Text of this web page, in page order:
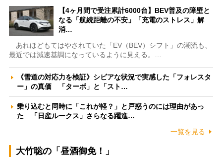
【4ヶ月間で受注累計6000台】BEV普及の障壁と
なる「航続距離の不安」「充電のストレス」解
消…
あれほどもてはやされていた「EV（BEV）シフト」の潮流も、
最近では減速基調になっているように見える。…
《雪道の対応力を検証》シビアな状況で実感した「フォレスタ
ー」の真価 「ターボ」と「スト…
乗り込むと同時に「これが軽？」と戸惑うのには理由があっ
た 「日産ルークス」さらなる躍進…
一覧を見る
大竹聡の「昼酒御免！」